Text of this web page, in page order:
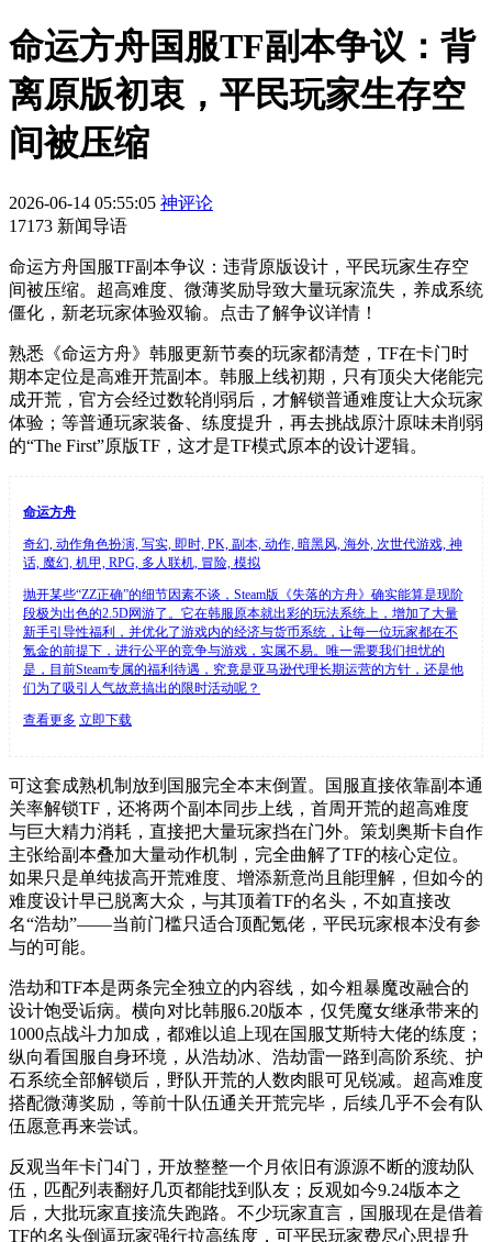
命运方舟国服TF副本争议：背
离原版初衷，平民玩家生存空
间被压缩
2026-06-14 05:55:05 神评论
17173 新闻导语
命运方舟国服TF副本争议：违背原版设计，平民玩家生存空
间被压缩。超高难度、微薄奖励导致大量玩家流失，养成系统
僵化，新老玩家体验双输。点击了解争议详情！
熟悉《命运方舟》韩服更新节奏的玩家都清楚，TF在卡门时
期本定位是高难开荒副本。韩服上线初期，只有顶尖大佬能完
成开荒，官方会经过数轮削弱后，才解锁普通难度让大众玩家
体验；等普通玩家装备、练度提升，再去挑战原汁原味未削弱
的“The First”原版TF，这才是TF模式原本的设计逻辑。
命运方舟
奇幻, 动作角色扮演, 写实, 即时, PK, 副本, 动作, 暗黑风, 海外, 次世代游戏, 神
话, 魔幻, 机甲, RPG, 多人联机, 冒险, 模拟
抛开某些“ZZ正确”的细节因素不谈，Steam版《失落的方舟》确实能算是现阶
段极为出色的2.5D网游了。它在韩服原本就出彩的玩法系统上，增加了大量
新手引导性福利，并优化了游戏内的经济与货币系统，让每一位玩家都在不
氪金的前提下，进行公平的竞争与游戏，实属不易。唯一需要我们担忧的
是，目前Steam专属的福利待遇，究竟是亚马逊代理长期运营的方针，还是他
们为了吸引人气故意搞出的限时活动呢？
查看更多 立即下载
可这套成熟机制放到国服完全本末倒置。国服直接依靠副本通
关率解锁TF，还将两个副本同步上线，首周开荒的超高难度
与巨大精力消耗，直接把大量玩家挡在门外。策划奥斯卡自作
主张给副本叠加大量动作机制，完全曲解了TF的核心定位。
如果只是单纯拔高开荒难度、增添新意尚且能理解，但如今的
难度设计早已脱离大众，与其顶着TF的名头，不如直接改
名“浩劫”——当前门槛只适合顶配氪佬，平民玩家根本没有参
与的可能。
浩劫和TF本是两条完全独立的内容线，如今粗暴魔改融合的
设计饱受诟病。横向对比韩服6.20版本，仅凭魔女继承带来的
1000点战斗力加成，都难以追上现在国服艾斯特大佬的练度；
纵向看国服自身环境，从浩劫冰、浩劫雷一路到高阶系统、护
石系统全部解锁后，野队开荒的人数肉眼可见锐减。超高难度
搭配微薄奖励，等前十队伍通关开荒完毕，后续几乎不会有队
伍愿意再来尝试。
反观当年卡门4门，开放整整一个月依旧有源源不断的渡劫队
伍，匹配列表翻好几页都能找到队友；反观如今9.24版本之
后，大批玩家直接流失跑路。不少玩家直言，国服现在是借着
TF的名头倒逼玩家强行拉高练度，可平民玩家费尽心思提升